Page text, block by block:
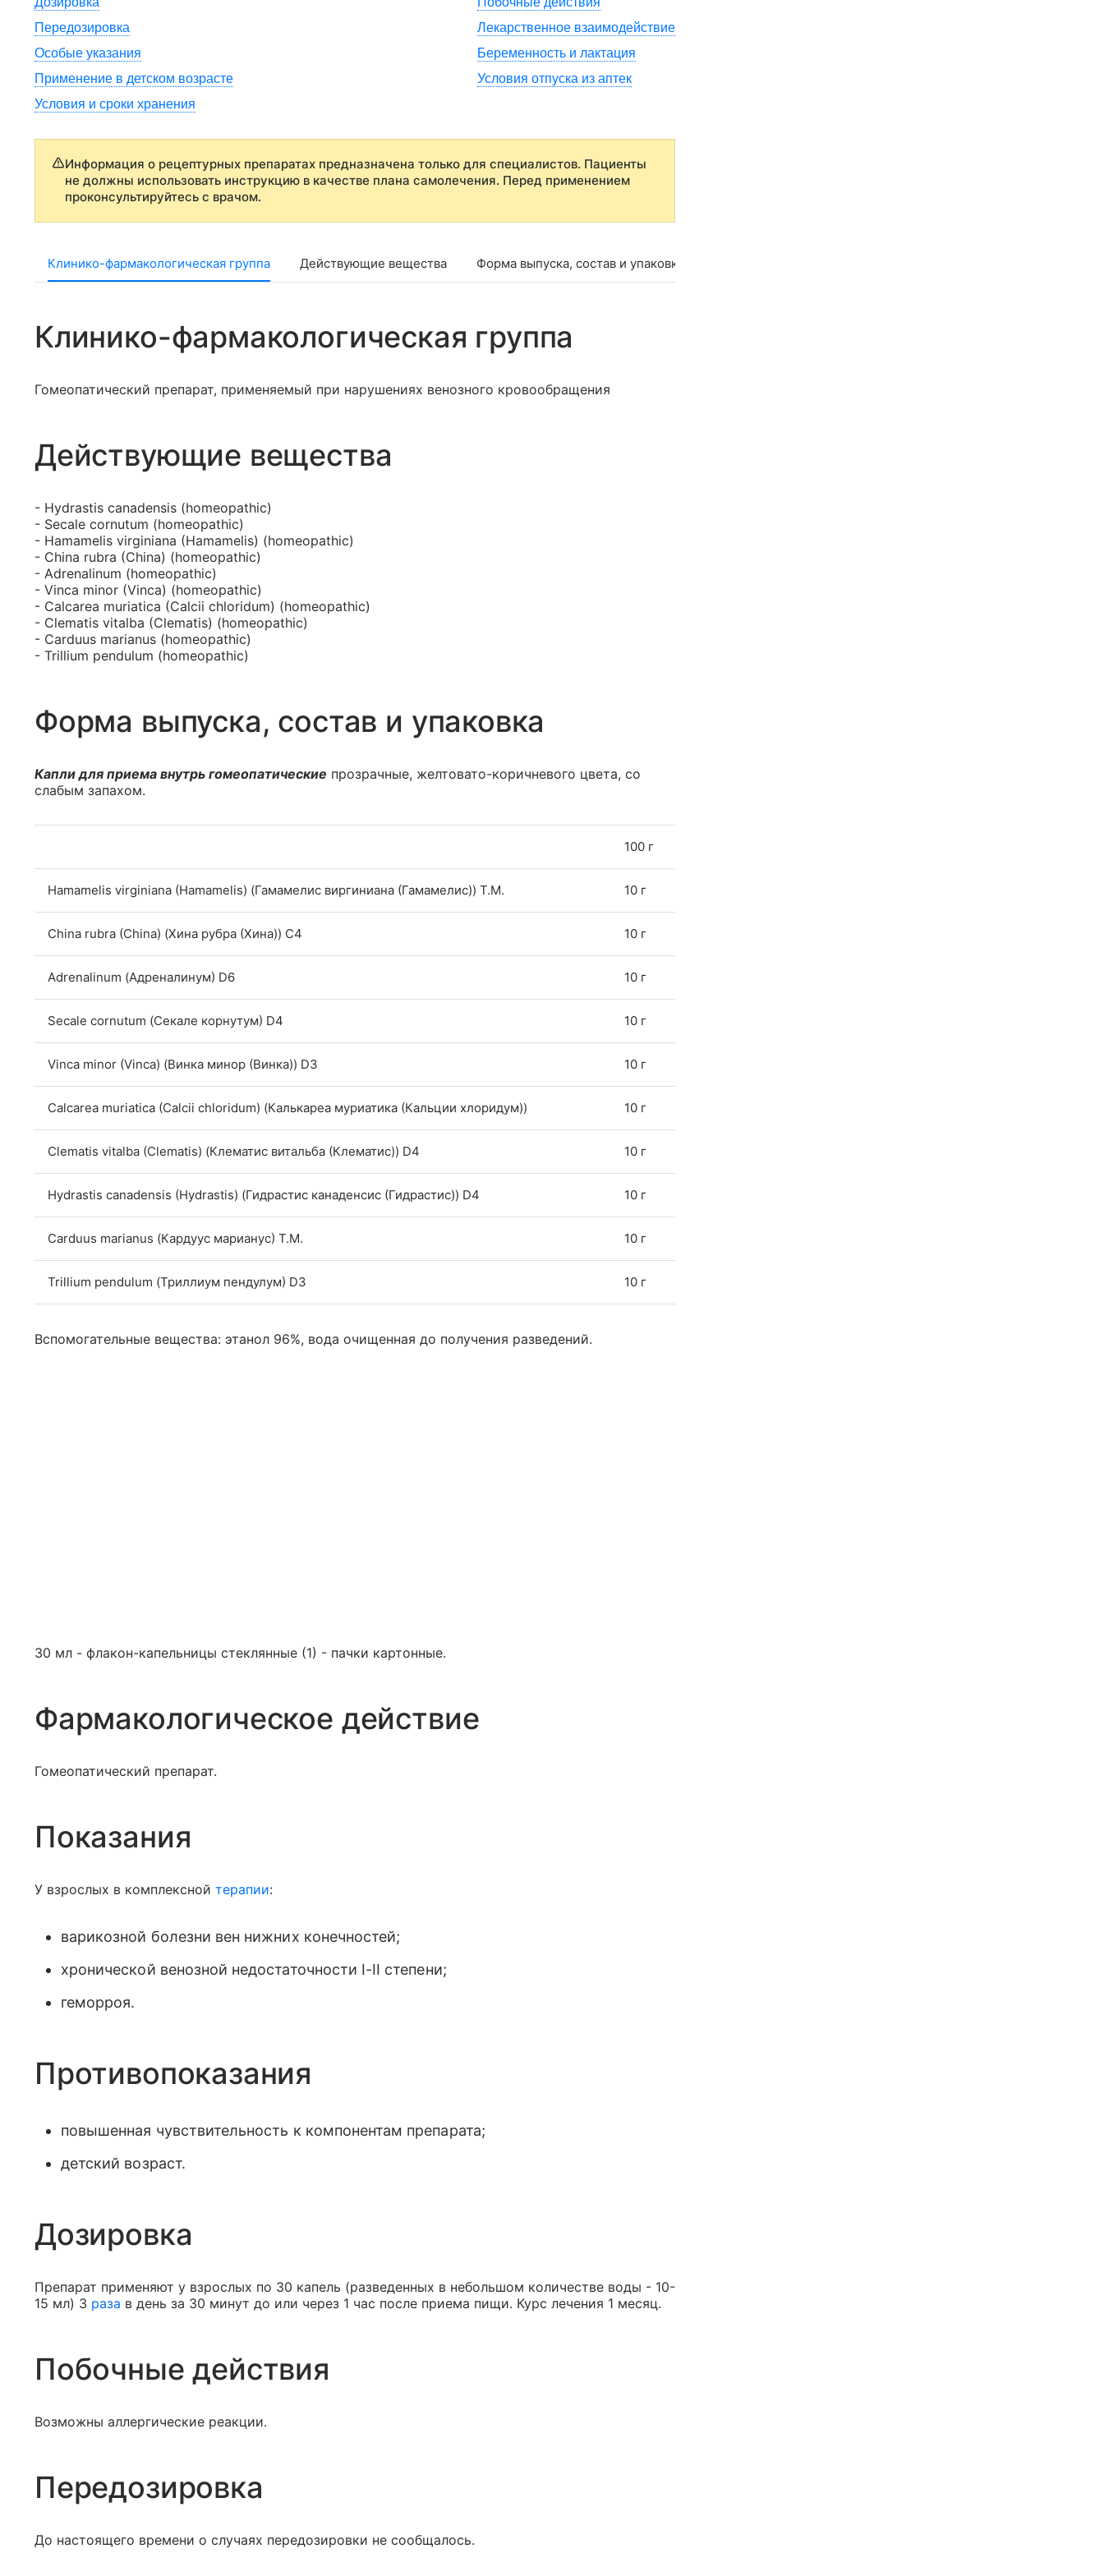
Передозировка
Лекарственное взаимодействие
Особые указания
Беременность и лактация
Применение в детском возрасте
Условия отпуска из аптек
Условия и сроки хранения
Информация о рецептурных препаратах предназначена только для специалистов. Пациенты
не должны использовать инструкцию в качестве плана самолечения. Перед применением
проконсультируйтесь с врачом.
Клинико-фармакологическая группа Действующие вещества Форма выпуска, состав и упаковка
Клинико-фармакологическая группа
Гомеопатический препарат, применяемый при нарушениях венозного кровообращения
Действующие вещества
- Hydrastis canadensis (homeopathic)
- Secale cornutum (homeopathic)
- Hamamelis virginiana (Hamamelis) (homeopathic)
- China rubra (China) (homeopathic)
- Adrenalinum (homeopathic)
- Vinca minor (Vinca) (homeopathic)
- Calcarea muriatica (Calcii chloridum) (homeopathic)
- Clematis vitalba (Clematis) (homeopathic)
- Carduus marianus (homeopathic)
- Trillium pendulum (homeopathic)
Форма выпуска, состав и упаковка
Капли для приема внутрь гомеопатические прозрачные, желтовато-коричневого цвета, со
слабым запахом.
100 г
Hamamelis virginiana (Hamamelis) (Гамамелис виргиниана (Гамамелис)) T.M. 10 г
China rubra (China) (Хина рубра (Хина)) C4 10 г
Adrenalinum (Адреналинум) D6 10 г
Secale cornutum (Секале корнутум) D4 10 г
Vinca minor (Vinca) (Винка минор (Винка)) D3 10 г
Calcarea muriatica (Calcii chloridum) (Калькареа муриатика (Кальции хлоридум)) 10 г
Clematis vitalba (Clematis) (Клематис витальба (Клематис)) D4 10 г
Hydrastis canadensis (Hydrastis) (Гидрастис канаденсис (Гидрастис)) D4 10 г
Carduus marianus (Кардуус марианус) T.M. 10 г
Trillium pendulum (Триллиум пендулум) D3 10 г
Вспомогательные вещества: этанол 96%, вода очищенная до получения разведений.
30 мл - флакон-капельницы стеклянные (1) - пачки картонные.
Фармакологическое действие
Гомеопатический препарат.
Показания
У взрослых в комплексной терапии:
варикозной болезни вен нижних конечностей;
хронической венозной недостаточности I-II степени;
геморроя.
Противопоказания
повышенная чувствительность к компонентам препарата;
детский возраст.
Дозировка
Препарат применяют у взрослых по 30 капель (разведенных в небольшом количестве воды - 10-
15 мл) 3 раза в день за 30 минут до или через 1 час после приема пищи. Курс лечения 1 месяц.
Побочные действия
Возможны аллергические реакции.
Передозировка
До настоящего времени о случаях передозировки не сообщалось.